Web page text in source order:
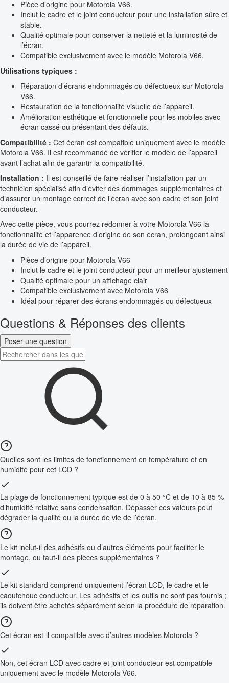
Pièce d’origine pour Motorola V66.
Inclut le cadre et le joint conducteur pour une installation sûre et
stable.
Qualité optimale pour conserver la netteté et la luminosité de
l’écran.
Compatible exclusivement avec le modèle Motorola V66.
Utilisations typiques :
Réparation d’écrans endommagés ou défectueux sur Motorola
V66.
Restauration de la fonctionnalité visuelle de l’appareil.
Amélioration esthétique et fonctionnelle pour les mobiles avec
écran cassé ou présentant des défauts.
Compatibilité : Cet écran est compatible uniquement avec le modèle
Motorola V66. Il est recommandé de vérifier le modèle de l’appareil
avant l’achat afin de garantir la compatibilité.
Installation : Il est conseillé de faire réaliser l’installation par un
technicien spécialisé afin d’éviter des dommages supplémentaires et
d’assurer un montage correct de l’écran avec son cadre et son joint
conducteur.
Avec cette pièce, vous pourrez redonner à votre Motorola V66 la
fonctionnalité et l’apparence d’origine de son écran, prolongeant ainsi
la durée de vie de l’appareil.
Pièce d’origine pour Motorola V66
Inclut le cadre et le joint conducteur pour un meilleur ajustement
Qualité optimale pour un affichage clair
Compatible exclusivement avec Motorola V66
Idéal pour réparer des écrans endommagés ou défectueux
Questions & Réponses des clients
Poser une question
Quelles sont les limites de fonctionnement en température et en
humidité pour cet LCD ?
La plage de fonctionnement typique est de 0 à 50 °C et de 10 à 85 %
d’humidité relative sans condensation. Dépasser ces valeurs peut
dégrader la qualité ou la durée de vie de l’écran.
Le kit inclut-il des adhésifs ou d’autres éléments pour faciliter le
montage, ou faut-il des pièces supplémentaires ?
Le kit standard comprend uniquement l’écran LCD, le cadre et le
caoutchouc conducteur. Les adhésifs et les outils ne sont pas fournis ;
ils doivent être achetés séparément selon la procédure de réparation.
Cet écran est-il compatible avec d’autres modèles Motorola ?
Non, cet écran LCD avec cadre et joint conducteur est compatible
uniquement avec le modèle Motorola V66.